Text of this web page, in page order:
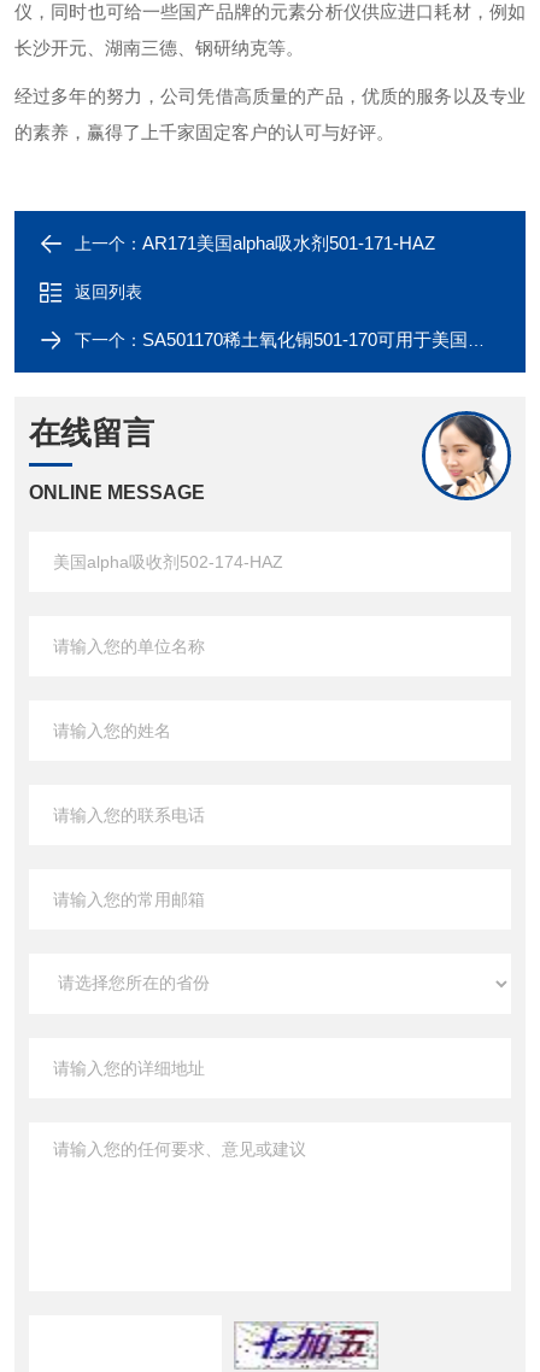
仪，同时也可给一些国产品牌的元素分析仪供应进口耗材，例如
长沙开元、湖南三德、钢研纳克等。
经过多年的努力，公司凭借高质量的产品，优质的服务以及专业
的素养，赢得了上千家固定客户的认可与好评。
上一个： AR171美国alpha吸水剂501-171-HAZ
返回列表
下一个： SA501170稀土氧化铜501-170可用于美国力可leco仪器
在线留言
ONLINE MESSAGE